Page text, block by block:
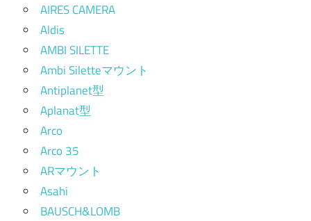
AIRES CAMERA
Aldis
AMBI SILETTE
Ambi Siletteマウント
Antiplanet型
Aplanat型
Arco
Arco 35
ARマウント
Asahi
BAUSCH&LOMB